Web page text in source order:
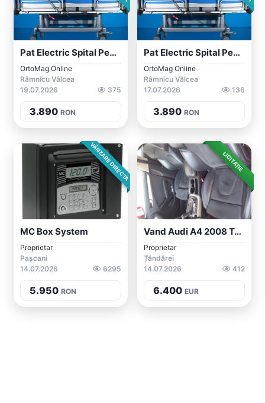
Pat Electric Spital Pentru Ingrijire Pac...
OrtoMag Online
Râmnicu Vâlcea
19.07.2026
375
3.890 RON
Pat Electric Spital Pentru Ingrijire Pac...
OrtoMag Online
Râmnicu Vâlcea
17.07.2026
136
3.890 RON
VÂNZARE DIRECTA
MC Box System
Proprietar
Pașcani
14.07.2026
6295
5.950 RON
LICITAȚIE
Vand Audi A4 2008 Toate Dotarile
Proprietar
Țăndărei
14.07.2026
412
6.400 EUR